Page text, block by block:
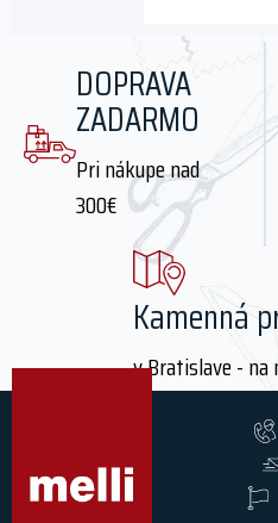
DOPRAVA
ZADARMO
Pri nákupe nad
300€
Kamenná
v Bratislave - na